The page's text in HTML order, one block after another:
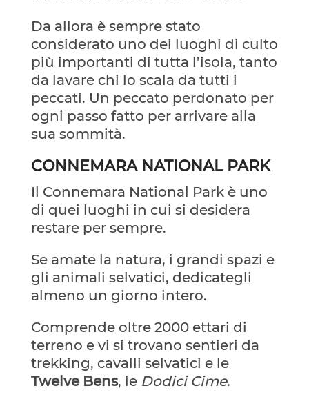
Da allora è sempre stato
considerato uno dei luoghi di culto
più importanti di tutta l’isola, tanto
da lavare chi lo scala da tutti i
peccati. Un peccato perdonato per
ogni passo fatto per arrivare alla
sua sommità.
CONNEMARA NATIONAL PARK
Il Connemara National Park è uno
di quei luoghi in cui si desidera
restare per sempre.
Se amate la natura, i grandi spazi e
gli animali selvatici, dedicategli
almeno un giorno intero.
Comprende oltre 2000 ettari di
terreno e vi si trovano sentieri da
trekking, cavalli selvatici e le
Twelve Bens, le Dodici Cime.